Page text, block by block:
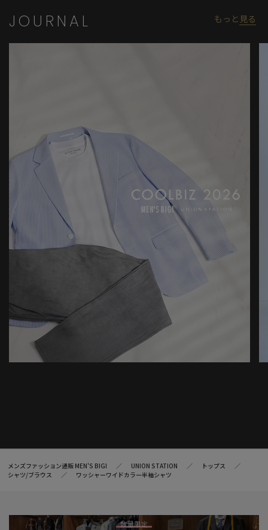
JOURNAL もっと 見る
メンズファッション通販 MEN'S BIGI UNION STATION
トップス
シャツ/ブラウス
ワッシャーワイドカラー半袖シャツ